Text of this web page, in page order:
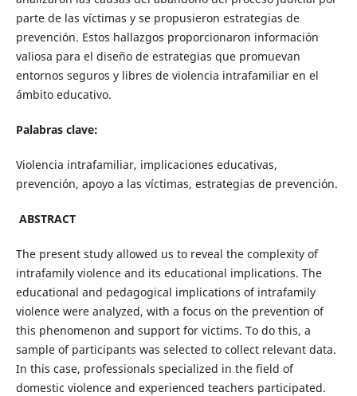
parte de las víctimas y se propusieron estrategias de
prevención. Estos hallazgos proporcionaron información
valiosa para el diseño de estrategias que promuevan
entornos seguros y libres de violencia intrafamiliar en el
ámbito educativo.
Palabras clave:
Violencia intrafamiliar, implicaciones educativas,
prevención, apoyo a las víctimas, estrategias de prevención.
ABSTRACT
The present study allowed us to reveal the complexity of
intrafamily violence and its educational implications. The
educational and pedagogical implications of intrafamily
violence were analyzed, with a focus on the prevention of
this phenomenon and support for victims. To do this, a
sample of participants was selected to collect relevant data.
In this case, professionals specialized in the field of
domestic violence and experienced teachers participated.